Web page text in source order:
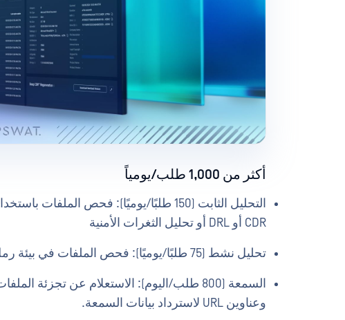
أكثر من 1,000 طلب/يومياً
التحليل الثابت (150 طلبًا/يوميًا): فحص
CDR أو DRL أو تحليل الثغرات الأمنية
تحليل نشط (75 طلبًا/يوميًا): فحص الملفات في بيئة رمل محكومة للكشف عن السلوك الضار
السمعة (800 طلب/اليوم): الاستعلام عن
وعناوين URL لاسترداد بيانات السمعة.